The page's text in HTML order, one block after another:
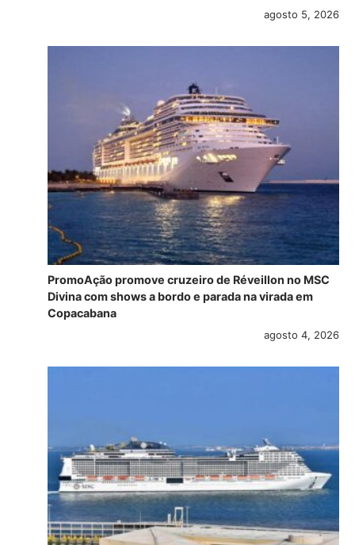
agosto 5, 2026
PromoAção promove cruzeiro de Réveillon no MSC
Divina com shows a bordo e parada na virada em
Copacabana
agosto 4, 2026